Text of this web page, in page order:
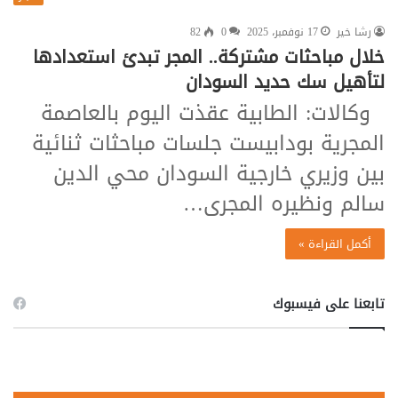
رشا خير
17 نوفمبر، 2025 0
82
خلال مباحثات مشتركة.. المجر تبدئ استعدادها
لتأهيل سك حديد السودان
وكالات: الطابية عقذت اليوم بالعاصمة
المجرية بودابيست جلسات مباحثات ثنائية
بين وزيري خارجية السودان محي الدين
سالم ونظيره المجرى…
أكمل القراءة »
تابعنا على فيسبوك